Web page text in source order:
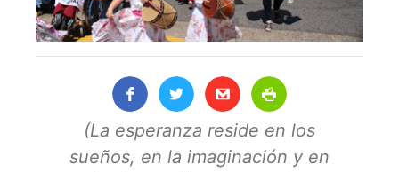
(La esperanza reside en los
sueños, en la imaginación y en